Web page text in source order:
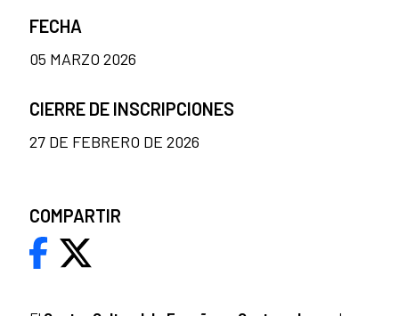
FECHA
05 MARZO 2026
CIERRE DE INSCRIPCIONES
27 DE FEBRERO DE 2026
COMPARTIR